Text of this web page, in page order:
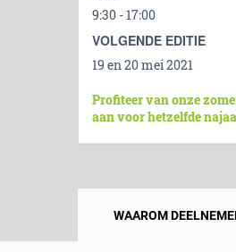
9:30 - 17:00
VOLGENDE EDITIE
19 en 20 mei 2021
Profiteer van onze
aan voor hetzelfde
WAAROM